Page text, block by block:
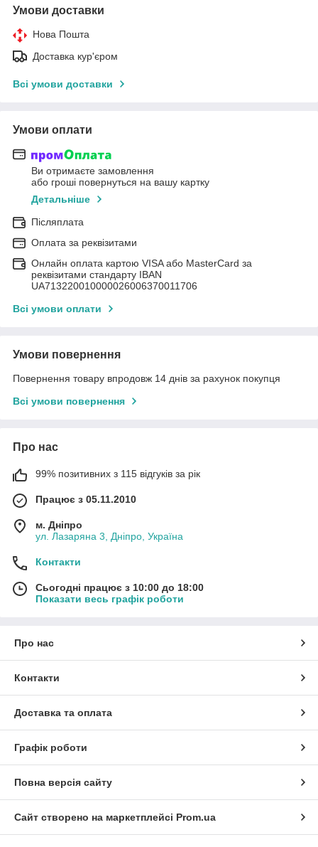
Умови доставки
Нова Пошта
Доставка кур'єром
Всі умови доставки
Умови оплати
Ви отримаєте замовлення
або гроші повернуться на вашу картку
Детальніше
Післяплата
Оплата за реквізитами
Онлайн оплата картою VISA або MasterCard за
реквізитами стандарту IBAN
UA713220010000026006370011706
Всі умови оплати
Умови повернення
Повернення товару впродовж 14 днів за рахунок покупця
Всі умови повернення
Про нас
99% позитивних з 115 відгуків за рік
Працює з 05.11.2010
м. Дніпро
ул. Лазаряна 3, Дніпро, Україна
Контакти
Сьогодні працює з 10:00 до 18:00
Показати весь графік роботи
Про нас
Контакти
Доставка та оплата
Графік роботи
Повна версія сайту
Сайт створено на маркетплейсі Prom.ua